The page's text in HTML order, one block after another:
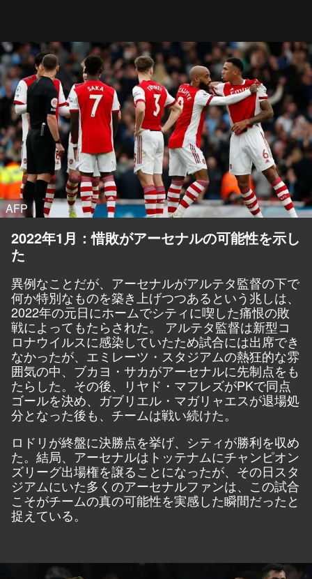
AFP
2022年1月：惜敗がアーセナルの可能性を示し
た
異例なことだが、アーセナルがアルテタ監督の下で
何か特別なものを築き上げつつあるという兆しは、
2022年の元日にホームでシティに喫した痛恨の敗
戦によってもたらされた。 アルテタ監督は新型コ
ロナウイルスに感染していたため試合には出席でき
なかったが、エミレーツ・スタジアムの熱狂的な雰
囲気の中、ブカヨ・サカがアーセナルに先制点をも
たらした。その後、リヤド・マフレズがPKで同点
ゴールを決め、ガブリエル・マガリャエスが退場処
分となった後も、チームは戦い続けた。
ロドリが終盤に決勝点を挙げ、シティが勝利を収め
た。結局、アーセナルはトッテナムにチャンピオン
ズリーグ出場権を譲ることになったが、その日スタ
ジアムにいた多くのアーセナルファンは、この試合
こそがチームの真の可能性を実感した瞬間だったと
捉えている。